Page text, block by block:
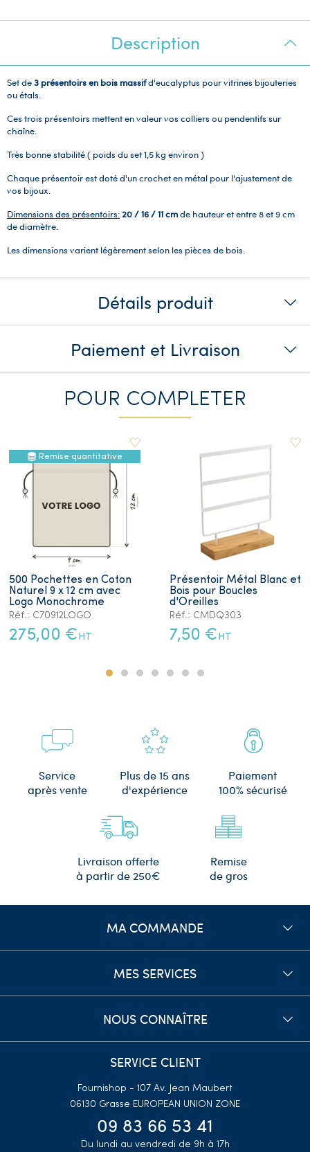
Description
Set de3 présentoirs en bois massifd'eucalyptus pour vitrines bijouteries
ou étals.
Ces trois présentoirs mettent en valeur vos colliers ou pendentifs sur
chaîne.
Très bonne stabilité ( poids du set 1,5 kg environ )
Chaque présentoir est doté d'un crochet en métal pour l'ajustement de
vos bijoux.
Dimensions des présentoirs:20 / 16 / 11 cmde hauteur et entre 8 et 9 cm
de diamètre.
Les dimensions varient légèrement selon les pièces de bois.
Détails produit
Paiement et Livraison
POUR COMPLETER
Remise quantitative
500 Pochettes en Coton
Naturel 9 x 12 cm avec
Logo Monochrome
Réf.: C70912LOGO
275,00 € HT
Présentoir Métal Blanc et
Bois pour Boucles
d'Oreilles
Réf.: CMDQ303
7,50 € HT
Service
après vente
Plus de 15 ans
d'expérience
Paiement
100% sécurisé
Livraison offerte
à partir de 250€
Remise
de gros
MA COMMANDE
MES SERVICES
NOUS CONNAÎTRE
SERVICE CLIENT
Fournishop - 107 Av. Jean Maubert
06130 Grasse EUROPEAN UNION ZONE
09 83 66 53 41
Du lundi au vendredi de 9h à 17h